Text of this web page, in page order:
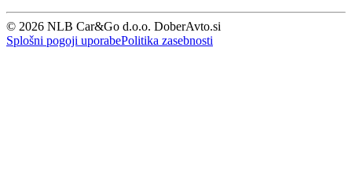
© 2026 NLB Car&Go d.o.o. DoberAvto.si
Splošni pogoji uporabePolitika zasebnosti